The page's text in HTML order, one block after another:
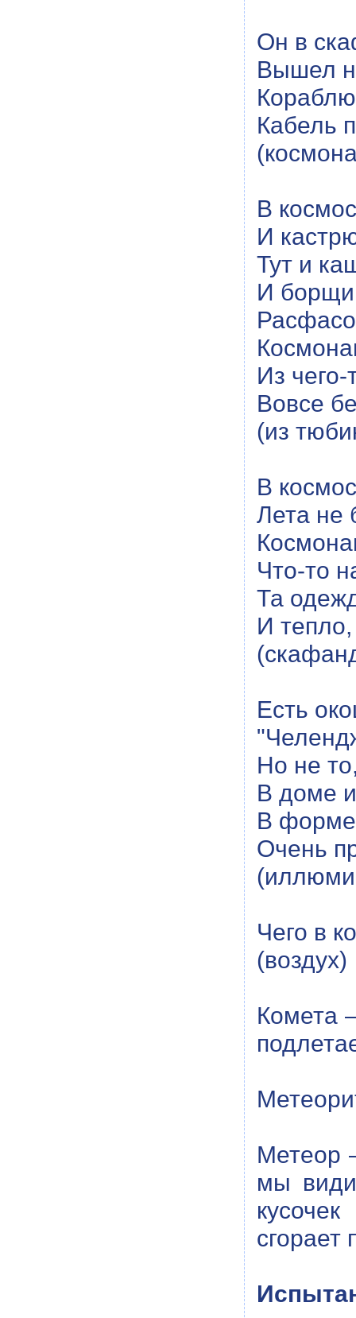
Он в
Вышел
Кабель
В
И
Тут и
И
Из
Вовсе
(из
В
Лета не
Что-то
Та
И
Есть
Но не
В доме
В форме
Очень
Чего в
(воздух)
Комета
Метеор
мы
сгорает